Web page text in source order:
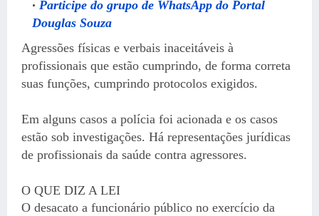
Participe do grupo de WhatsApp do Portal
Douglas Souza
Agressões físicas e verbais inaceitáveis à
profissionais que estão cumprindo, de forma correta
suas funções, cumprindo protocolos exigidos.
Em alguns casos a polícia foi acionada e os casos
estão sob investigações. Há representações jurídicas
de profissionais da saúde contra agressores.
O QUE DIZ A LEI
O desacato a funcionário público no exercício da